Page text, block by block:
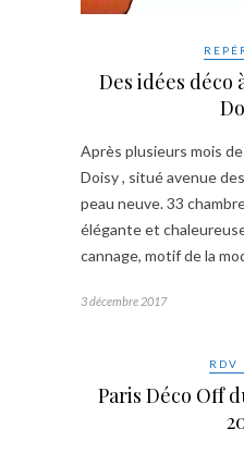
Des idées déco
Après plusieurs mois
Doisy , situé avenue
peau neuve. 33
élégante et
cannage, motif de la
3 décembre 2017
RDV
Paris Déco Off